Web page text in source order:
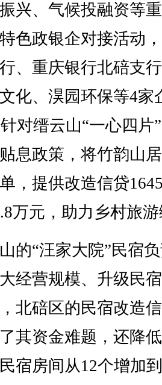
、气候投融资等重
色政银企对接活动
、重庆银行北碚支
化、淏园环保等4家
对缙云山“一心四片
息政策，将竹韵山
，提供改造信贷
万元，助力乡村旅
“汪家大院”民宿负
经营规模、升级民
北碚区的民宿改造
其资金难题，还降
宿房间从12个增加